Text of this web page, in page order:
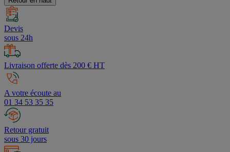
Retour en haut
Devis
sous 24h
Livraison offerte dès 200 € HT
A votre écoute au
01 34 53 35 35
Retour gratuit
sous 30 jours